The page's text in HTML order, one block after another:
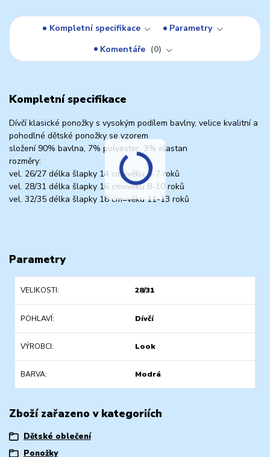
Kompletní specifikace
Parametry
Komentáře
0
Kompletní specifikace
Dívčí klasické ponožky s vysokým podílem bavlny, velice kvalitní a
pohodlné dětské ponožky se vzorem
složení 90% bavlna, 7% polyester, 3% elastan
rozměry:
vel. 26/27 délka šlapky 14 cm=věku 5-7 roků
vel. 28/31 délka šlapky 16 cm=věku 8-10 roků
vel. 32/35 délka šlapky 18 cm=věku 11-13 roků
Parametry
VELIKOSTI 28/31
POHLAVÍ Dívčí
VÝROBCI Look
BARVA Modrá
Zboží zařazeno v kategoriích
Dětské oblečení
Ponožky